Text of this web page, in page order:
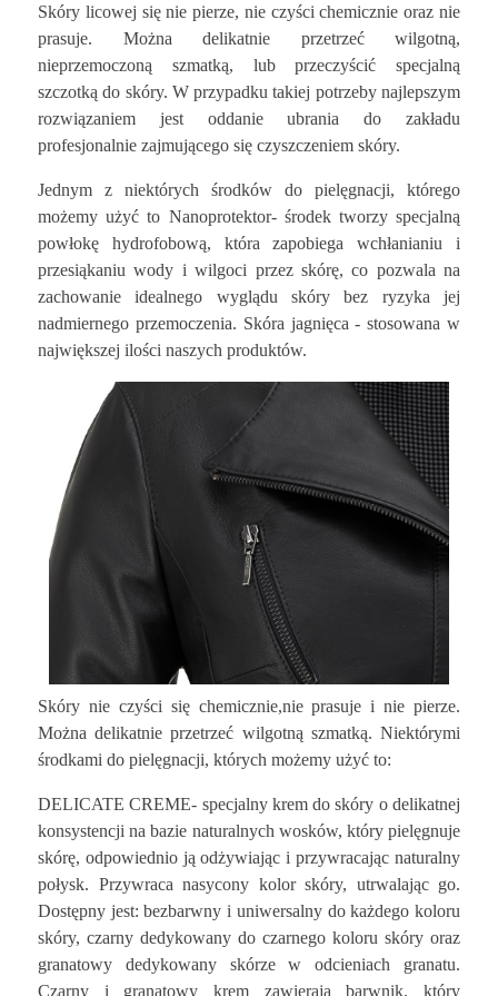
Skóry licowej się nie pierze, nie czyści chemicznie oraz nie
prasuje. Można delikatnie przetrzeć wilgotną,
nieprzemoczoną szmatką, lub przeczyścić specjalną
szczotką do skóry. W przypadku takiej potrzeby najlepszym
rozwiązaniem jest oddanie ubrania do zakładu
profesjonalnie zajmującego się czyszczeniem skóry.
Jednym z niektórych środków do pielęgnacji, którego
możemy użyć to Nanoprotektor- środek tworzy specjalną
powłokę hydrofobową, która zapobiega wchłanianiu i
przesiąkaniu wody i wilgoci przez skórę, co pozwala na
zachowanie idealnego wyglądu skóry bez ryzyka jej
nadmiernego przemoczenia. Skóra jagnięca - stosowana w
największej ilości naszych produktów.
Skóry nie czyści się chemicznie,nie prasuje i nie pierze.
Można delikatnie przetrzeć wilgotną szmatką. Niektórymi
środkami do pielęgnacji, których możemy użyć to:
DELICATE CREME- specjalny krem do skóry o delikatnej
konsystencji na bazie naturalnych wosków, który pielęgnuje
skórę, odpowiednio ją odżywiając i przywracając naturalny
połysk. Przywraca nasycony kolor skóry, utrwalając go.
Dostępny jest: bezbarwny i uniwersalny do każdego koloru
skóry, czarny dedykowany do czarnego koloru skóry oraz
granatowy dedykowany skórze w odcieniach granatu.
Czarny i granatowy krem zawierają barwnik, który